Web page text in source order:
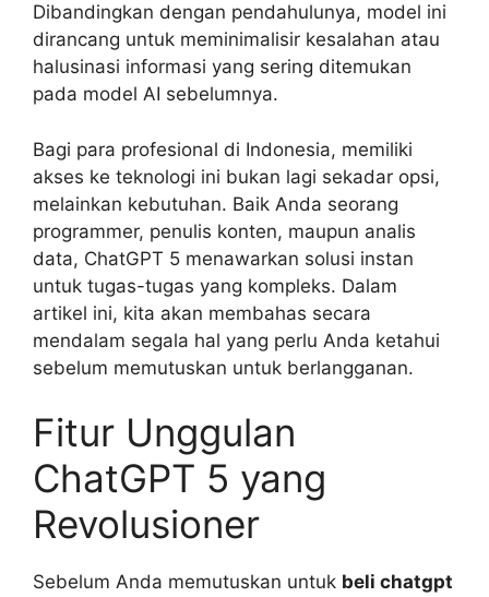
Dibandingkan dengan pendahulunya, model ini
dirancang untuk meminimalisir kesalahan atau
halusinasi informasi yang sering ditemukan
pada model AI sebelumnya.
Bagi para profesional di Indonesia, memiliki
akses ke teknologi ini bukan lagi sekadar opsi,
melainkan kebutuhan. Baik Anda seorang
programmer, penulis konten, maupun analis
data, ChatGPT 5 menawarkan solusi instan
untuk tugas-tugas yang kompleks. Dalam
artikel ini, kita akan membahas secara
mendalam segala hal yang perlu Anda ketahui
sebelum memutuskan untuk berlangganan.
Fitur Unggulan
ChatGPT 5 yang
Revolusioner
Sebelum Anda memutuskan untuk beli chatgpt